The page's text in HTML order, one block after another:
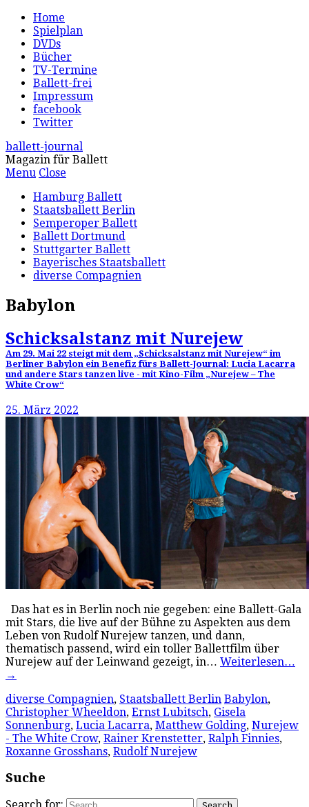
Home
Spielplan
DVDs
Bücher
TV-Termine
Ballett-frei
Impressum
facebook
Twitter
ballett-journal
Magazin für Ballett
Menu Close
Hamburg Ballett
Staatsballett Berlin
Semperoper Ballett
Ballett Dortmund
Stuttgarter Ballett
Bayerisches Staatsballett
diverse Compagnien
Babylon
Schicksalstanz mit Nurejew
Am 29. Mai 22 steigt mit dem „Schicksalstanz mit Nurejew“ im
Berliner Babylon ein Benefiz fürs Ballett-Journal: Lucia Lacarra
und andere Stars tanzen live - mit Kino-Film „Nurejew – The
White Crow“
25. März 2022
Das hat es in Berlin noch nie gegeben: eine Ballett-Gala
mit Stars, die live auf der Bühne zu Aspekten aus dem
Leben von Rudolf Nurejew tanzen, und dann,
thematisch passend, wird ein toller Ballettfilm über
Nurejew auf der Leinwand gezeigt, in… Weiterlesen…
→
diverse Compagnien, Staatsballett Berlin Babylon,
Christopher Wheeldon, Ernst Lubitsch, Gisela
Sonnenburg, Lucia Lacarra, Matthew Golding, Nurejew
- The White Crow, Rainer Krenstetter, Ralph Finnies,
Roxanne Grosshans, Rudolf Nurejew
Suche